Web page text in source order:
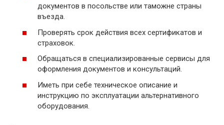
документов в посольстве или таможне страны
въезда.
Проверять срок действия всех сертификатов и
страховок.
Обращаться в специализированные сервисы для
оформления документов и консультаций.
Иметь при себе техническое описание и
инструкцию по эксплуатации альтернативного
оборудования.